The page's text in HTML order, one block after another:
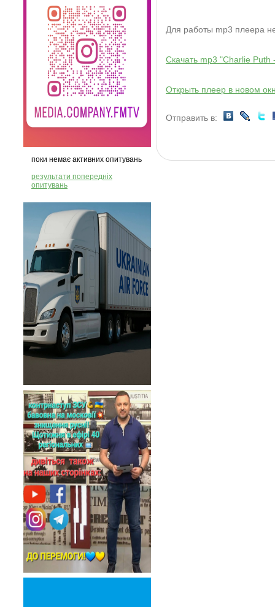
поки немає активних опитувань
результати попередніх
опитувань
Для работы mp3 плеера
Скачать mp3 "Charlie Puth
Открыть плеер в новом
Отправить в: